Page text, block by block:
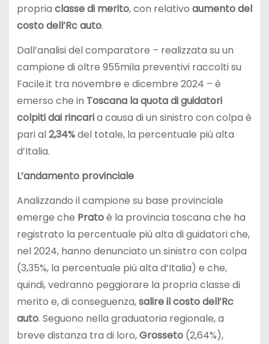
propria classe di merito, con relativo aumento del
costo dell’Rc auto.
Dall’analisi del comparatore – realizzata su un
campione di oltre 955mila preventivi raccolti su
Facile.it tra novembre e dicembre 2024 – è
emerso che in Toscana la quota di guidatori
colpiti dai rincaria causa di un sinistro con colpa è
pari al2,34%del totale, la percentuale più alta
d’Italia.
L’andamento provinciale
Analizzando il campione su base provinciale
emerge che Pratoè la provincia toscana che ha
registrato la percentuale più alta di guidatori che,
nel 2024, hanno denunciato un sinistro con colpa
(3,35%, la percentuale più alta d’Italia) e che,
quindi, vedranno peggiorare la propria classe di
merito e, di conseguenza,salire il costo dell’Rc
auto. Seguono nella graduatoria regionale, a
breve distanza tra di loro,Grosseto (2,64%),